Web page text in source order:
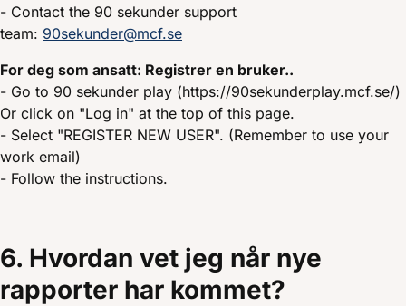
- Contact the 90 sekunder support
team: 90sekunder@mcf.se
For deg som ansatt: Registrer en bruker..
- Go to 90 sekunder play (https://90sekunderplay.mcf.se/)
Or click on "Log in" at the top of this page.
- Select "REGISTER NEW USER". (Remember to use your
work email)
- Follow the instructions.
6. Hvordan vet jeg når nye
rapporter har kommet?